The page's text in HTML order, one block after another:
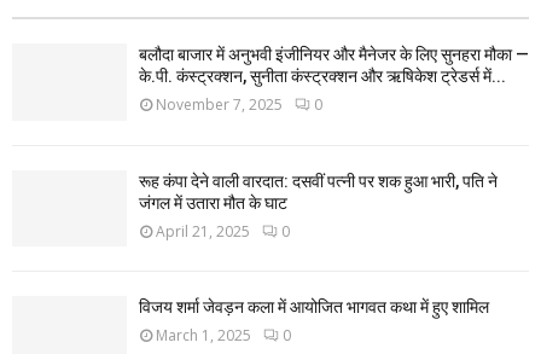
बलौदा बाजार में अनुभवी इंजीनियर और मैनेजर के लिए सुनहरा मौका —
के.पी. कंस्ट्रक्शन, सुनीता कंस्ट्रक्शन और ऋषिकेश ट्रेडर्स में...
November 7, 2025 0
रूह कंपा देने वाली वारदात: दसवीं पत्नी पर शक हुआ भारी, पति ने
जंगल में उतारा मौत के घाट
April 21, 2025 0
विजय शर्मा जेवड़न कला में आयोजित भागवत कथा में हुए शामिल
March 1, 2025 0